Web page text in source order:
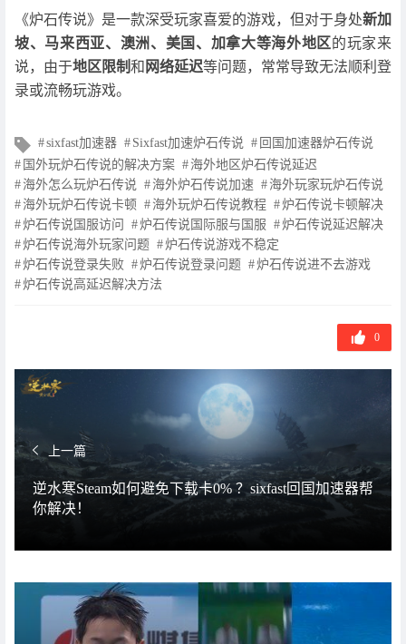
《炉石传说》是一款深受玩家喜爱的游戏，但对于身处新加
坡、马来西亚、澳洲、美国、加拿大等海外地区的玩家来
说，由于地区限制和 网络延迟等问题，常常导致无法顺利登
录或流畅玩游戏。
文
章
标
签
sixfast加速器 Sixfast加速炉石传说
回国加速器炉石传说
国外玩炉石传说的解决方案
海外地区炉石传说延迟
海外怎么玩炉石传说
海外炉石传说加速
海外玩家玩炉石传说
海外玩炉石传说卡顿
海外玩炉石传说教程
炉石传说卡顿解决
炉石传说国服访问
炉石传说国际服与国服
炉石传说延迟解决
炉石传说海外玩家问题
炉石传说游戏不稳定
炉石传说登录失败
炉石传说登录问题
炉石传说进不去游戏
炉石传说高延迟解决方法
0
上一篇
逆水寒Steam如何避免下载卡0% ？sixfast回国加速器帮
你解决！